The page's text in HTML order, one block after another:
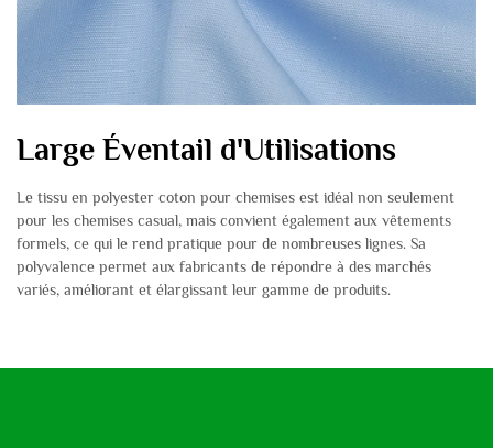
Large Éventail d'Utilisations
Le tissu en polyester coton pour chemises est idéal non seulement
pour les chemises casual, mais convient également aux vêtements
formels, ce qui le rend pratique pour de nombreuses lignes. Sa
polyvalence permet aux fabricants de répondre à des marchés
variés, améliorant et élargissant leur gamme de produits.